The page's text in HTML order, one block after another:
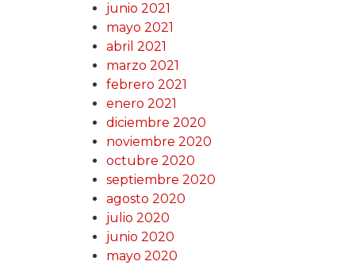
junio 2021
mayo 2021
abril 2021
marzo 2021
febrero 2021
enero 2021
diciembre 2020
noviembre 2020
octubre 2020
septiembre 2020
agosto 2020
julio 2020
junio 2020
mayo 2020